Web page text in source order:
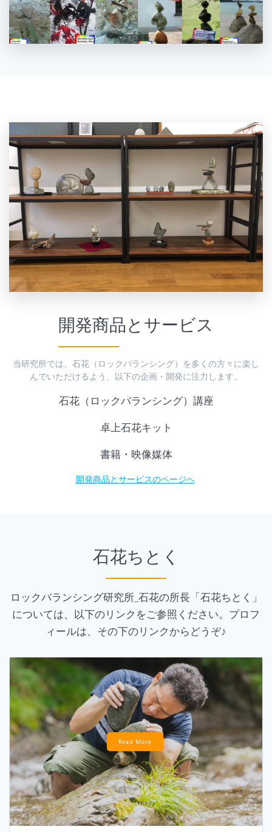
開発商品とサービス
当研究所では、石花（ロックバランシング）を多くの方々に楽し
んでいただけるよう、以下の企画・開発に注力します。
石花（ロックバランシング）講座
卓上石花キット
書籍・映像媒体
開発商品とサービスのページへ
石花ちとく
ロックバランシング研究所_石花の所長「石花ちとく」
については、以下のリンクをご参照ください。プロフ
ィールは、その下のリンクからどうぞ♪
Read More